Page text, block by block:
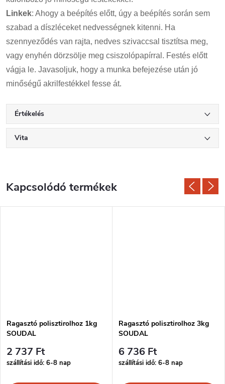
Linkek: Ahogy a beépítés előtt, úgy a beépítés során sem
szabad a díszléceket nedvességnek kitenni. Ha
szennyeződés van rajta, nedves szivaccsal tisztítsa meg,
vagy enyhén dörzsölje meg csiszolópapírral. Festés előtt
vágja le. Javasoljuk, hogy a munka befejezése után jó
minőségű akrilfestékkel fesse át.
Értékelés
Vita
Kapcsolódó termékek
Ragasztó polisztirolhoz 1kg
SOUDAL
2 737 Ft
szállítási idő: 6-8 nap
Ragasztó polisztirolhoz 3kg
SOUDAL
6 736 Ft
szállítási idő: 6-8 nap